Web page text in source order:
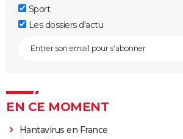
Sport
Les dossiers d'actu
EN CE MOMENT
Hantavirus en France